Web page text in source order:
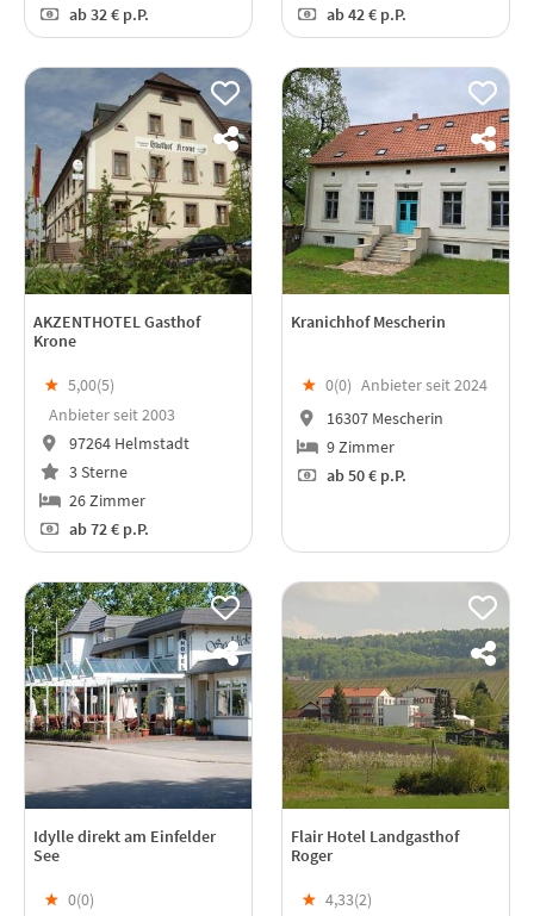
ab32 € p.P.
ab42 € p.P.
AKZENTHOTEL Gasthof
Krone
★ 5,00(5)
Anbieter seit 2003
97264 Helmstadt
3 Sterne
26 Zimmer
ab72 € p.P.
Kranichhof Mescherin
★ 0(0) Anbieter seit 2024
16307 Mescherin
9 Zimmer
ab50 € p.P.
Idylle direkt am Einfelder
See
★ 0(0)
Flair Hotel Landgasthof
Roger
★ 4,33(2)